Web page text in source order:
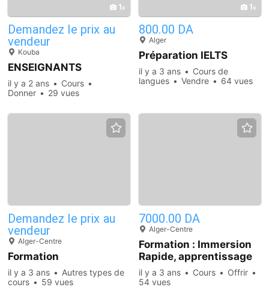
1
Demandez le prix au
vendeur
Kouba
ENSEIGNANTS
il y a 2 ans
Cours
Donner
29 vues
1
800.00 DA
Alger
Préparation IELTS
il y a 3 ans
Cours de
langues
Vendre 64 vues
Demandez le prix au
vendeur
Alger-Centre
Formation
il y a 3 ans
Autres types de
cours
59 vues
7000.00 DA
Alger-Centre
Formation : Immersion
Rapide, apprentissage
Intensif
il y a 3 ans Cours
Offrir
54 vues